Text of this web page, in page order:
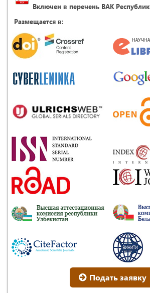
Включен в перечень ВАК
Размещается в:
Подать заявку